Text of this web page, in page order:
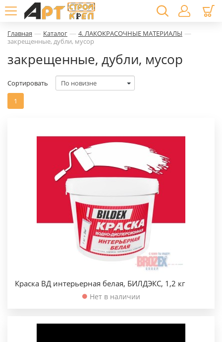
Главная — Каталог — 4. ЛАКОКРАСОЧНЫЕ МАТЕРИАЛЫ —
закрещенные, дубли, мусор
закрещенные, дубли, мусор
1
Сортировать
Краска ВД интерьерная белая, БИЛДЭКС, 1,2 кг
Нет в наличии